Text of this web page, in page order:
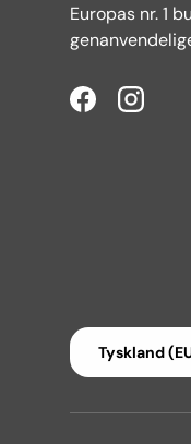
Europas nr. 1
Facebook
Land/region
Tyskland